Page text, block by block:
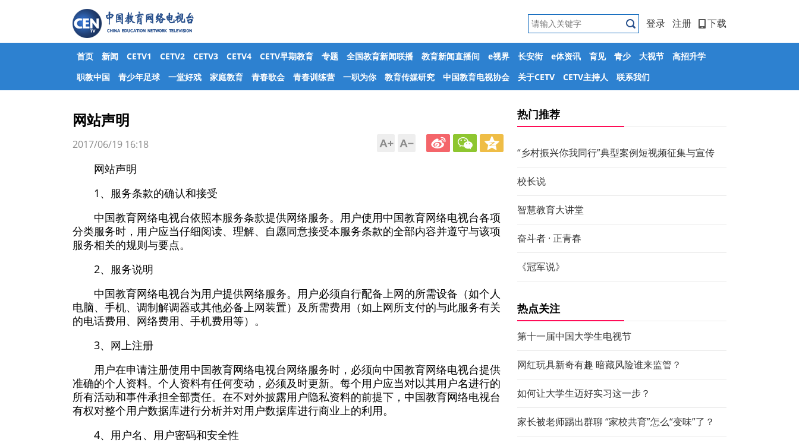
登录 注册 下载
首页 新闻 CETV1 CETV2 CETV3 CETV4 CETV早期教育 专题 全国教育新闻联播 教育新闻直播间 e视界 长安街 e体资讯 育见 青少 大视节
高招升学
职教中国
青少年足球 一堂好戏 家庭教育 青春歌会 青春训练营 一职为你 教育传媒研究 中国教育电视协会 关于CETV CETV主持人 联系我们
网站声明
2017/06/19 16:18
网站声明
1、服务条款的确认和接受
中国教育网络电视台依照本服务条款提供网络服务。用户使用中国教育网络电视台各项
分类服务时，用户应当仔细阅读、理解、自愿同意接受本服务条款的全部内容并遵守与该项
服务相关的规则与要点。
2、服务说明
中国教育网络电视台为用户提供网络服务。用户必须自行配备上网的所需设备（如个人
电脑、手机、调制解调器或其他必备上网装置）及所需费用（如上网所支付的与此服务有关
的电话费用、网络费用、手机费用等）。
3、网上注册
用户在申请注册使用中国教育网络电视台网络服务时，必须向中国教育网络电视台提供
准确的个人资料。个人资料有任何变动，必须及时更新。每个用户应当对以其用户名进行的
所有活动和事件承担全部责任。在不对外披露用户隐私资料的前提下，中国教育网络电视台
有权对整个用户数据库进行分析并对用户数据库进行商业上的利用。
4、用户名、用户密码和安全性
热门推荐
“乡村振兴你我同行”典型案例短视频征集与宣传
校长说
智慧教育大讲堂
奋斗者 · 正青春
《冠军说》
热点关注
第十一届中国大学生电视节
网红玩具新奇有趣 暗藏风险谁来监管？
如何让大学生迈好实习这一步？
家长被老师踢出群聊 “家校共育”怎么“变味”了？